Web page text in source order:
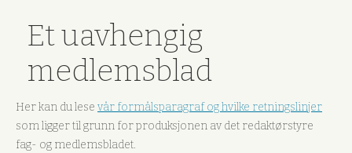
Et uavhengig
medlemsblad
Her kan du lese vår formålsparagraf og hvilke retningslinjer
som ligger til grunn for produksjonen av det redaktørstyre
fag- og medlemsbladet.